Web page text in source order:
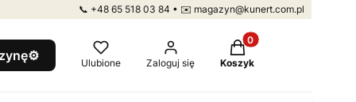
📞 +48 65 518 03 84 • ✉️ magazyn@kunert.com.pl
Ulubione Zaloguj się
Produkty w koszyku:
Koszyk